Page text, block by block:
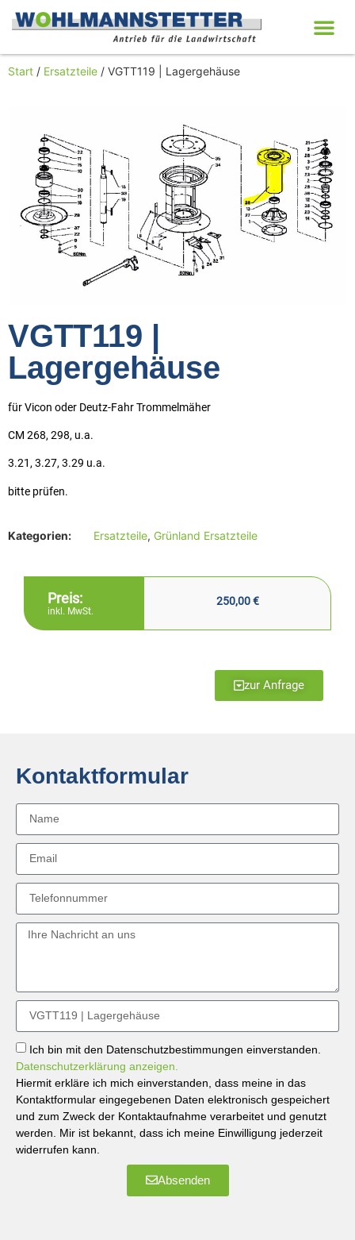
Start / Ersatzteile / VGTT119 | Lagergehäuse
VGTT119 |
Lagergehäuse
für Vicon oder Deutz-Fahr Trommelmäher
CM 268, 298, u.a.
3.21, 3.27, 3.29 u.a.
bitte prüfen.
Kategorien: Ersatzteile, Grünland Ersatzteile
Preis:
inkl. MwSt.
250,00€
zur Anfrage
Kontaktformular
Ich bin mit den Datenschutzbestimmungen einverstanden.
Datenschutzerklärung anzeigen.
Hiermit erkläre ich mich einverstanden, dass meine in das
Kontaktformular eingegebenen Daten elektronisch gespeichert
und zum Zweck der Kontaktaufnahme verarbeitet und genutzt
werden. Mir ist bekannt, dass ich meine Einwilligung jederzeit
widerrufen kann.
Absenden